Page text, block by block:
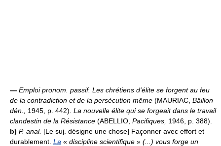
— Emploi pronom. passif. Les chrétiens d'élite se forgent au feu
de la contradiction et de la persécution même (MAURIAC, Bâillon
dén., 1945, p. 442). La nouvelle élite qui se forgeait dans le travail
clandestin de la Résistance (ABELLIO, Pacifiques, 1946, p. 388).
b) P. anal. [Le suj. désigne une chose] Façonner avec effort et
durablement. La « discipline scientifique » (...) vous forge un